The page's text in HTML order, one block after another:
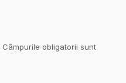
Câmpurile obligatorii sunt